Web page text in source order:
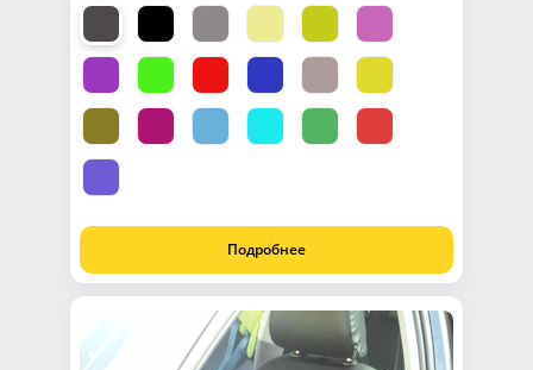
Подробнее